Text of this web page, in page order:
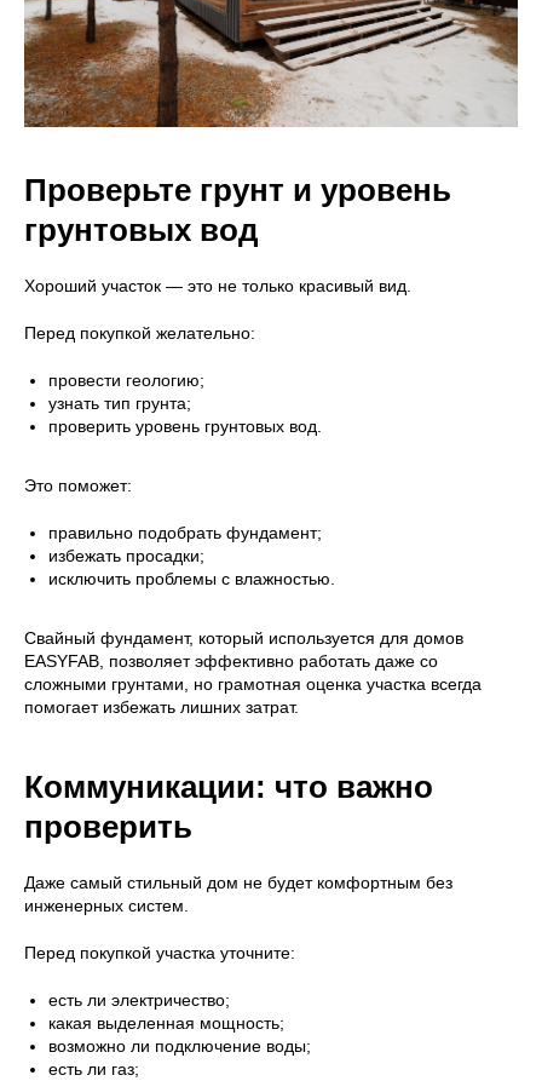
Проверьте грунт и уровень
грунтовых вод
Хороший участок — это не только красивый вид.
Перед покупкой желательно:
провести геологию;
узнать тип грунта;
проверить уровень грунтовых вод.
Это поможет:
правильно подобрать фундамент;
избежать просадки;
исключить проблемы с влажностью.
Свайный фундамент, который используется для домов
EASYFAB, позволяет эффективно работать даже со
сложными грунтами, но грамотная оценка участка всегда
помогает избежать лишних затрат.
Коммуникации: что важно
проверить
Даже самый стильный дом не будет комфортным без
инженерных систем.
Перед покупкой участка уточните:
есть ли электричество;
какая выделенная мощность;
возможно ли подключение воды;
есть ли газ;